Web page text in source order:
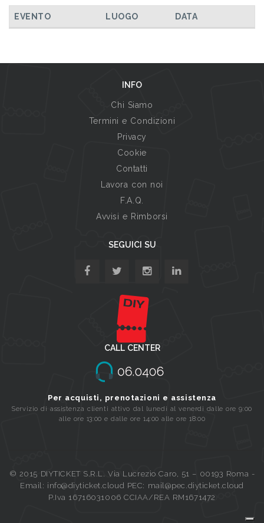
EVENTO LUOGO DATA
INFO
Chi Siamo
Termini e Condizioni
Privacy
Cookie
Contatti
Lavora con noi
F.A.Q.
Avvisi e Rimborsi
SEGUICI SU
CALL CENTER
Per acquisti, prenotazioni e assistenza
Servizio di assistenza clienti attivo dal lunedi al venerdi dalle ore 9:00
alle ore 13:00 e dalle ore 14:00 alle ore 18:00
© 2015 DIYTICKET S.R.L. Via Lucrezio Caro, 51 – 00193 Roma -
Email: info@diyticket.cloud PEC: mail@pec.diyticket.cloud
P.Iva 16716031006 CCIAA/REA RM1671472